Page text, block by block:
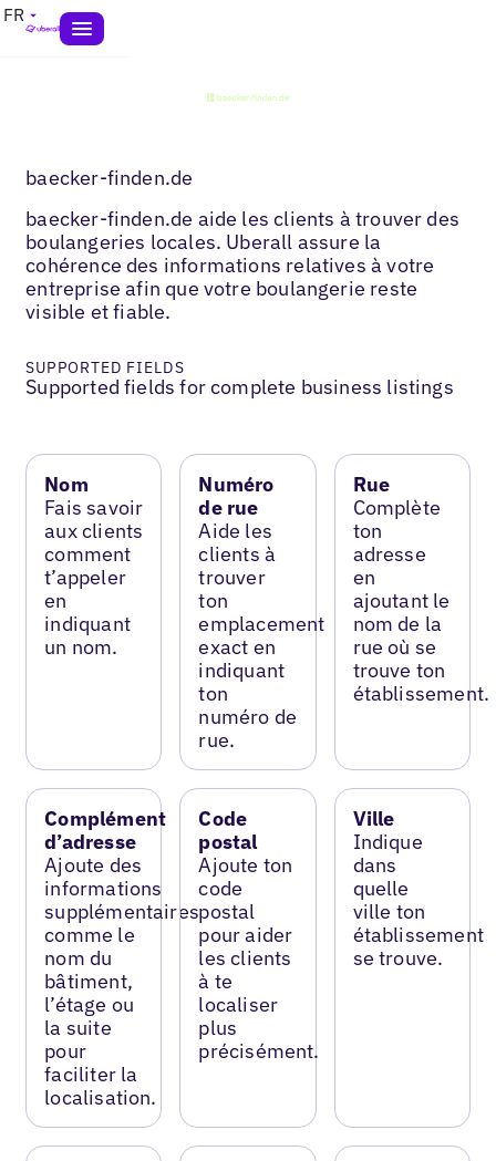
FR
baecker-finden.de
baecker-finden.de aide les clients à trouver des
boulangeries locales. Uberall assure la
cohérence des informations relatives à votre
entreprise afin que votre boulangerie reste
visible et fiable.
SUPPORTED FIELDS
Supported fields for complete business listings
Nom
Fais savoir
aux clients
comment
t’appeler
en
indiquant
un nom.
Numéro
de rue
Aide les
clients à
trouver
ton
emplacement
exact en
indiquant
ton
numéro de
rue.
Rue
Complète
ton
adresse
en
ajoutant le
nom de la
rue où se
trouve ton
établissement.
Complément
d’adresse
Ajoute des
informations
supplémentaires
comme le
nom du
bâtiment,
l’étage ou
la suite
pour
faciliter la
localisation.
Code
postal
Ajoute ton
code
postal
pour aider
les clients
à te
localiser
plus
précisément.
Ville
Indique
dans
quelle
ville ton
établissement
se trouve.